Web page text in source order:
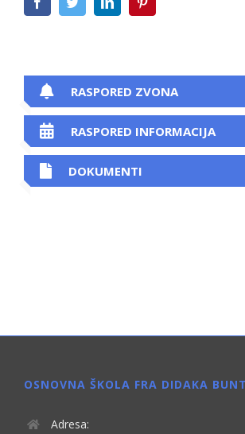
RASPORED ZVONA
RASPORED INFORMACIJA
DOKUMENTI
OSNOVNA ŠKOLA FRA DIDAKA
Adresa: